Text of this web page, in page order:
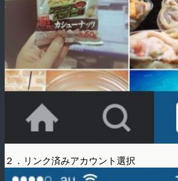
２．リンク済みアカウント選択